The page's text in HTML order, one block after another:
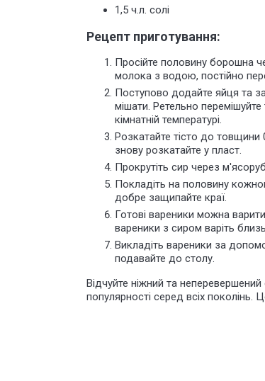
1,5 ч.л. солі
Рецепт приготування:
Просійте половину борошна
молока з водою, постійно
Поступово додайте яйця та
мішати. Ретельно перемішуйте
кімнатній температурі.
Розкатайте тісто до товщини
знову розкатайте у пласт.
Прокрутіть сир через
Покладіть на половину
добре защипайте краї.
Готові вареники можна
вареники з сиром варіть
Викладіть вареники за
подавайте до столу.
Відчуйте ніжний та
популярності серед всіх поколінь.